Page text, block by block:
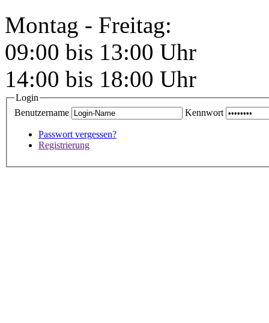
Montag - Freitag:
09:00 bis 13:00 Uhr
14:00 bis 18:00 Uhr
Login
Benutzername
Kennwort
Passwort vergessen?
Registrierung